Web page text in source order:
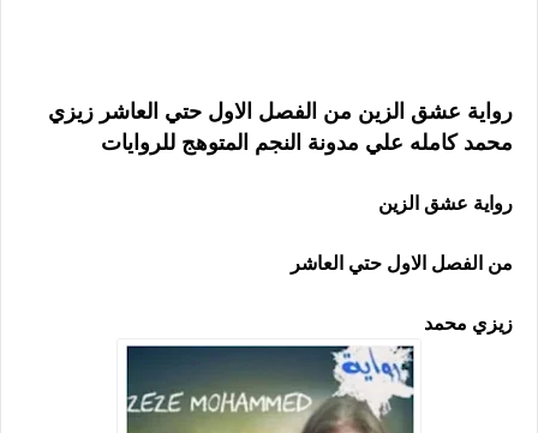
رواية عشق الزين من الفصل الاول حتي العاشر زيزي
محمد كامله علي مدونة النجم المتوهج للروايات
رواية عشق الزين
من الفصل الاول حتي العاشر
زيزي محمد